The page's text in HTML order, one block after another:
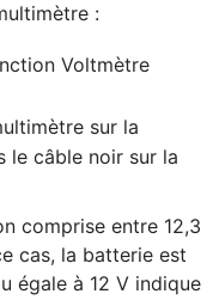
:
Voltmètre
sur la
le câble noir sur la
comprise entre 12,3
cas, la batterie est
égale à 12 V indique